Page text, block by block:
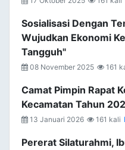
Sosialisasi Dengan
Wujudkan Ekonomi
Tangguh"
08 November 2025 161
Camat Pimpin Rapat
Kecamatan Tahun
13 Januari 2026 161 kali
Pererat Silaturahmi,